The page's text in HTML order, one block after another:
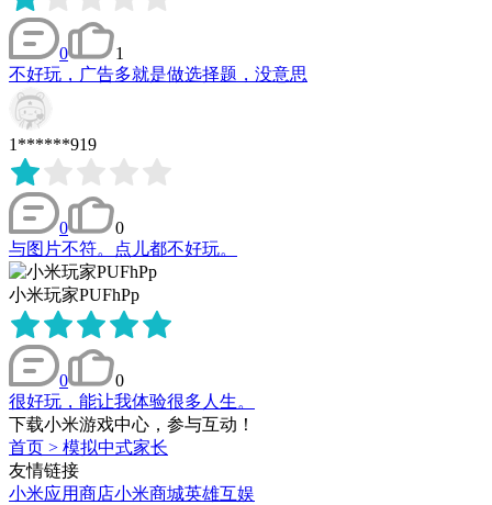
0
1
不好玩，广告多就是做选择题，没意思
1******919
0
0
与图片不符。点儿都不好玩。
小米玩家PUFhPp
0
0
很好玩，能让我体验很多人生。
下载小米游戏中心，参与互动！
首页 > 模拟中式家长
友情链接
小米应用商店小米商城英雄互娱